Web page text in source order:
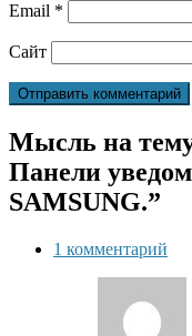
Email *
Сайт
Мысль на
Панели
SAMSUNG.”
1 комментарий